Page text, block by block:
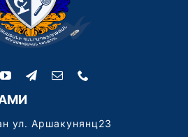
ул. Аршакунянц23